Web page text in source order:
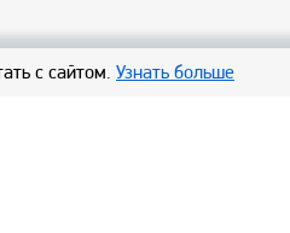
с сайтом. Узнать больше